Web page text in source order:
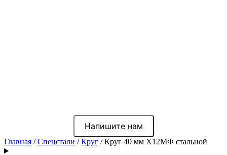
Напишите нам
Главная /Спецстали /Круг / Круг 40 мм Х12МФ стальной